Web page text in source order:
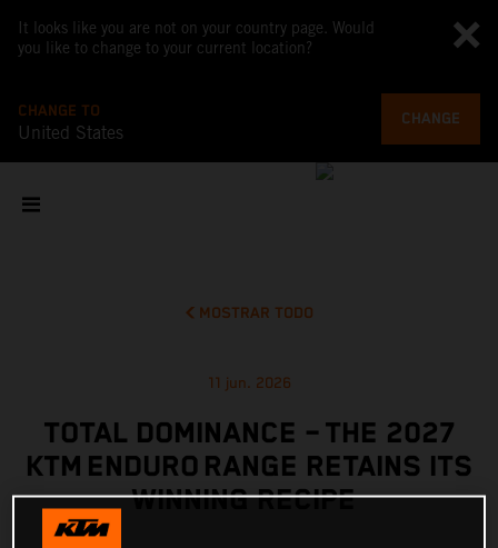
It looks like you are not on your country page. Would
you like to change to your current location?
CHANGE TO
United States
CHANGE
MOSTRAR TODO
11 jun. 2026
TOTAL DOMINANCE – THE 2027
KTM ENDURO RANGE RETAINS ITS
WINNING RECIPE